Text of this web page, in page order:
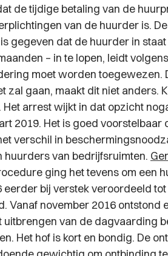
de tijdige betaling van de
van de huurder is.
gegeven dat de huurder in
– in te lopen, leidt
moet worden toegewezen.
zal gaan, maakt dit niet anders.
Het arrest wijkt in dat opzicht
2019. Het is goed voorstelbaar
verschil in
huurders van bedrijfsruimten.
ging het tevens om een
eerder bij verstek veroordeeld
Vanaf november 2016 ontstond
uitbrengen van de dagvaarding
Het hof is kort en bondig. De